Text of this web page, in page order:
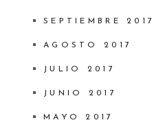
SEPTIEMBRE 2017
AGOSTO 2017
JULIO 2017
JUNIO 2017
MAYO 2017